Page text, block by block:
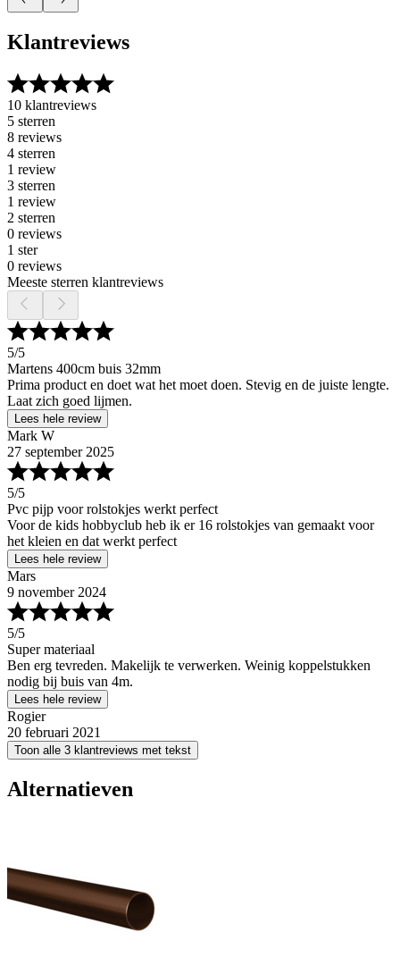
Klantreviews
10 klantreviews
5 sterren
8 reviews
4 sterren
1 review
3 sterren
1 review
2 sterren
0 reviews
1 ster
0 reviews
Meeste sterren klantreviews
5/5
Martens 400cm buis 32mm
Prima product en doet wat het moet doen. Stevig en de juiste lengte.
Laat zich goed lijmen.
Lees hele review
Mark W
27 september 2025
5/5
Pvc pijp voor rolstokjes werkt perfect
Voor de kids hobbyclub heb ik er 16 rolstokjes van gemaakt voor
het kleien en dat werkt perfect
Lees hele review
Mars
9 november 2024
5/5
Super materiaal
Ben erg tevreden. Makelijk te verwerken. Weinig koppelstukken
nodig bij buis van 4m.
Lees hele review
Rogier
20 februari 2021
Toon alle 3 klantreviews met tekst
Alternatieven